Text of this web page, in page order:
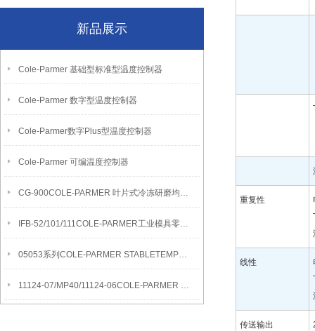
新品展示
Cole-Parmer 基础型标准型温度控制器
Cole-Parmer 数字型温度控制器
Cole-Parmer数字Plus型温度控制器
Cole-Parmer 可编温度控制器
CG-900COLE-PARMER 叶片式冷冻研磨均质机
IFB-52/101/111COLE-PARMER工业模具零件清洁流化沙浴
05053系列COLE-PARMER STABLETEMP真空烘箱
11124-07/MP40/11124-06COLE-PARMER SYMMETRY MB水分测定天平
重复性
线性
传送输出